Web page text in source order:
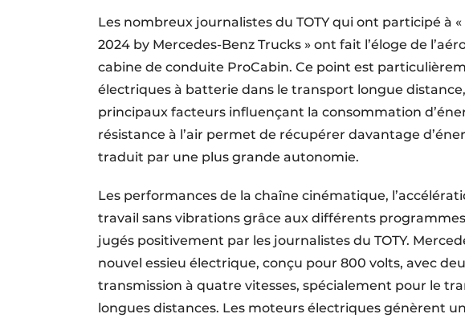
Les nombreux journalistes du TOTY qui ont participé à
2024 by Mercedes-Benz Trucks » ont fait l’éloge de
cabine de conduite ProCabin. Ce point est
électriques à batterie dans le transport longue distance,
principaux facteurs influençant la consommation
résistance à l’air permet de récupérer davantage
traduit par une plus grande autonomie.
Les performances de la chaîne cinématique,
travail sans vibrations grâce aux différents
jugés positivement par les journalistes du TOTY.
nouvel essieu électrique, conçu pour 800 volts, avec
transmission à quatre vitesses, spécialement pour le
longues distances. Les moteurs électriques génèrent